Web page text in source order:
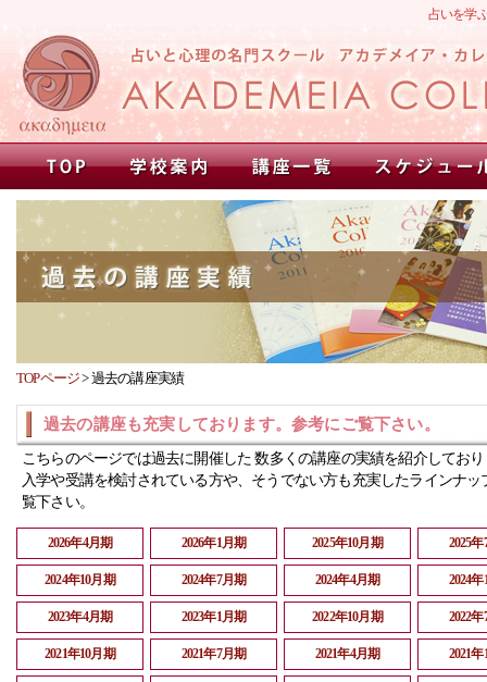
占いを学
TOPページ>過去の講座実績
過去の講座も充実しております。参考にご覧下さい。
こちらのページでは過去に開催した 数多くの講座の実績を紹介してお
入学や受講を検討されている方や、そうでない方も充実したラインナッ
覧下さい。
2026年4月期 2026年1月期 2025年10月期 2025
2024年10月期 2024年7月期 2024年4月期 2024
2023年4月期 2023年1月期 2022年10月期 2022
2021年10月期 2021年7月期 2021年4月期 2021